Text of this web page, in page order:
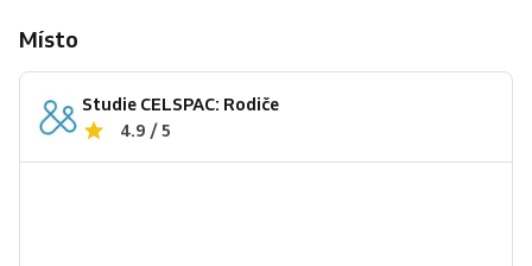
Místo
Studie CELSPAC: Rodiče
4.9 / 5